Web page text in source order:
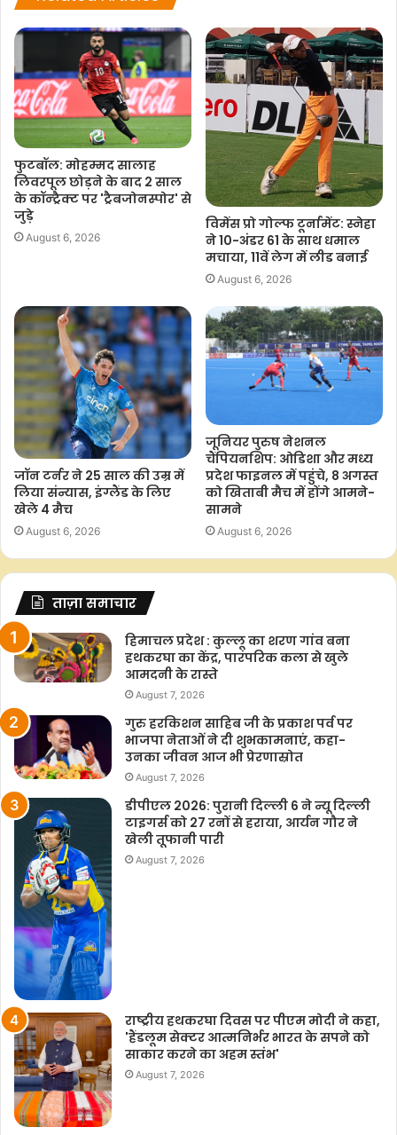
–आईएएनएस
पीएके/एबीएम
F
a
c
b
k
W
h
a
s
p
T
w
i
C
o
p
k
S
h
a
फुटबॉल: मोहम्मद सालाह
लिवरपूल छोड़ने के बाद 2 साल
के कॉन्ट्रैक्ट पर 'ट्रैबजोनस्पोर' से
जुड़े
August 6, 2026
विमेंस प्रो गोल्फ टूर्नामेंट: स्नेहा
ने 10-अंडर 61 के साथ धमाल
मचाया, 11वें लेग में लीड बनाई
August 6, 2026
जॉन टर्नर ने 25 साल की उम्र में
लिया संन्यास, इंग्लैंड के लिए
खेले 4 मैच
August 6, 2026
जूनियर पुरुष नेशनल
चैंपियनशिप: ओडिशा और मध्य
प्रदेश फाइनल में पहुंचे, 8 अगस्त
को खिताबी मैच में होंगे आमने-
सामने
August 6, 2026
ताज़ा समाचार
हिमाचल प्रदेश : कुल्लू का शरण गांव बना
हथकरघा का केंद्र, पारंपरिक कला से खुले
आमदनी के रास्ते
August 7, 2026
गुरु हरकिशन साहिब जी के प्रकाश पर्व पर
भाजपा नेताओं ने दी शुभकामनाएं, कहा-
उनका जीवन आज भी प्रेरणास्रोत
August 7, 2026
डीपीएल 2026: पुरानी दिल्ली 6 ने न्यू दिल्ली
टाइगर्स को 27 रनों से हराया, आर्यन गौर ने
खेली तूफानी पारी
August 7, 2026
राष्ट्रीय हथकरघा दिवस पर पीएम मोदी ने कहा,
'हैंडलूम सेक्टर आत्मनिर्भर भारत के सपने को
साकार करने का अहम स्तंभ'
August 7, 2026